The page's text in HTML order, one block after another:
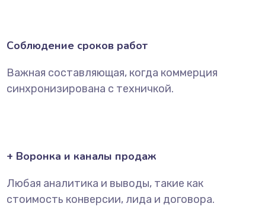
Соблюдение сроков работ
Важная составляющая, когда коммерция
синхронизирована с техничкой.
+ Воронка и каналы продаж
Любая аналитика и выводы, такие как
стоимость конверсии, лида и договора.